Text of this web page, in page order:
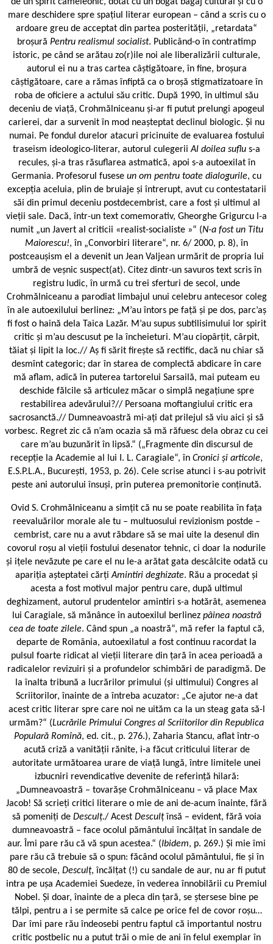
de un spirit cameleonic, dotat cu un bogat bagaj cultural și cu o
mare deschidere spre spațiul literar european – când a scris cu o
ardoare greu de acceptat din partea posterității, „retardata“
broșură Pentru realismul socialist. Publicând-o în contratimp
istoric, pe când se arătau zo(r)ile noi ale liberalizării culturale,
autorul ei nu a tras cartea câștigătoare, în fine, broșura
câștigătoare, care a rămas înfiptă ca o broșă stigmatizatoare în
roba de oficiere a actului său critic. După 1990, în ultimul său
deceniu de viață, Crohmălniceanu și-ar fi putut prelungi apogeul
carierei, dar a survenit în mod neașteptat declinul biologic. Și nu
numai. Pe fondul durelor atacuri pricinuite de evaluarea fostului
traseism ideologico-literar, autorul culegeriiAl doilea suflu s-a
recules, și-a tras răsuflarea astmatică, apoi s-a autoexilat în
Germania. Profesorul fusese un om pentru toate dialogurile, cu
excepția aceluia, plin de bruiaje și întrerupt, avut cu contestatarii
săi din primul deceniu postdecembrist, care a fost și ultimul al
vieții sale. Dacă, într-un text comemorativ, Gheorghe Grigurcu l-a
numit „un Javert al criticii «realist-socialiste »“ (N-a fost un Titu
Maiorescu!, în „Convorbiri literare“, nr. 6/ 2000, p. 8), în
postceaușism el a devenit un Jean Valjean urmărit de propria lui
umbră de veșnic suspect(at). Citez dintr-un savuros text scris în
registru ludic, în urmă cu trei sferturi de secol, unde
Crohmălniceanu a parodiat limbajul unui celebru antecesor coleg
în ale autoexilului berlinez: „M’au întors pe față și pe dos, parc’aș
fi fost o haină dela Taica Lazăr. M’au supus subtilisimului lor spirit
critic și m’au descusut pe la încheieturi. M’au ciopârțit, cârpit,
tăiat și lipit la loc.// Aș fi sărit firește să rectific, dacă nu chiar să
desmînt categoric; dar în starea de complectă abdicare în care
mă aflam, adică în puterea tartorelui Sarsailă, mai puteam eu
deschide fălcile să articulez măcar o simplă negațiune spre
restabilirea adevărului?// Persoana moftangiului critic era
sacrosanctă.// Dumneavoastră mi-ați dat prilejul să viu aici și să
vorbesc. Regret zic că n’am ocazia să mă răfuesc dela obraz cu cei
care m’au buzunărit în lipsă.“ („Fragmente din discursul de
recepție la Academie al lui I. L. Caragiale“, în Cronici și articole,
E.S.P.L.A., București, 1953, p. 26). Cele scrise atunci i s-au potrivit
peste ani autorului însuși, prin puterea premonitorie conținută.
Ovid S. Crohmălniceanu a simțit că nu se poate reabilita în fața
reevaluărilor morale ale tu – multuosului revizionism postde –
cembrist, care nu a avut răbdare să se mai uite la desenul din
covorul roșu al vieții fostului desenator tehnic, ci doar la nodurile
și ițele nevăzute pe care el nu le-a arătat gata descâlcite odată cu
apariția așteptatei cărțiAmintiri deghizate. Rău a procedat și
acesta a fost motivul major pentru care, după ultimul
deghizament, autorul prudentelor amintiri s-a hotărât, asemenea
lui Caragiale, să mănânce în autoexilul berlinez pâinea noastră
cea de toate zilele. Când spun „a noastră“, mă refer la faptul că,
departe de România, autoexilatul a fost continuu racordat la
pulsul foarte ridicat al vieții literare din țară în acea perioadă a
radicalelor revizuiri și a profundelor schimbări de paradigmă. De
la înalta tribună a lucrărilor primului (și ultimului) Congres al
Scriitorilor, înainte de a întreba acuzator: „Ce ajutor ne-a dat
acest critic literar spre care noi ne uităm ca la un steag gata să-l
urmăm?“ (Lucrările Primului Congres al Scriitorilor din Republica
Populară Romînă, ed. cit., p. 276.), Zaharia Stancu, aflat într-o
acută criză a vanității rănite, i-a făcut criticului literar de
autoritate următoarea urare de viață lungă, între limitele unei
izbucniri revendicative devenite de referință hilară:
„Dumneavoastră – tovarășe Crohmălniceanu – vă place Max
Jacob! Să scrieți critici literare o mie de ani de-acum înainte, fără
să pomeniți de Desculț./ Acest Desculțînsă – evident, fără voia
dumneavoastră – face ocolul pământului încălțat în sandale de
aur. Îmi pare rău că vă spun acestea.“ (Ibidem, p. 269.) Și mie îmi
pare rău că trebuie să o spun: făcând ocolul pământului, fie și în
80 de secole, Desculț, încălțat (!) cu sandale de aur, nu ar fi putut
intra pe ușa Academiei Suedeze, în vederea înnobilării cu Premiul
Nobel. Și doar, înainte de a pleca din țară, se ștersese bine pe
tălpi, pentru a i se permite să calce pe orice fel de covor roșu…
Dar îmi pare rău îndeosebi pentru faptul că importantul nostru
critic postbelic nu a putut trăi o mie de ani în felul exemplar în